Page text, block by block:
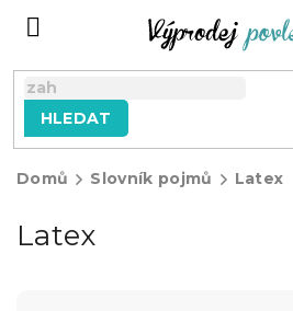
HLEDAT
Domů Slovník pojmů Latex
Latex